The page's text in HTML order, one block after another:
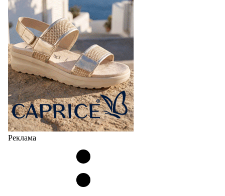
Реклама